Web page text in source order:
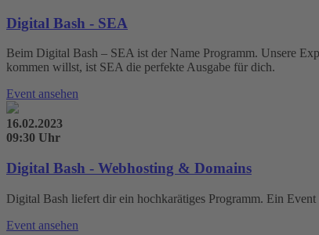
Digital Bash - SEA
Beim Digital Bash – SEA ist der Name Programm. Unsere
kommen willst, ist SEA die perfekte Ausgabe für dich.
Event ansehen
16.02.2023
09:30 Uhr
Digital Bash - Webhosting & Domains
Digital Bash liefert dir ein hochkarätiges Programm. Ein
Event ansehen